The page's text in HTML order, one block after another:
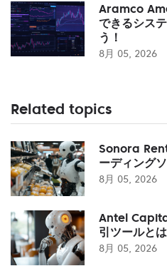
Aramco
できるシス
う！
8月 05, 2026
Related topics
Sonora
ーディング
8月 05, 2026
Antel
引ツールと
8月 05, 2026